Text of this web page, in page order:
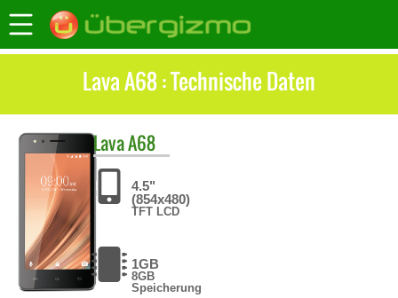
Lava A68 : Technische Daten
LavaA68
4.5"
(854x480)
TFT LCD
1GB
8GB
Speicherung